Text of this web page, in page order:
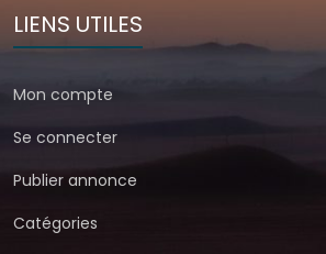
LIENS UTILES
Mon compte
Se connecter
Publier annonce
Catégories